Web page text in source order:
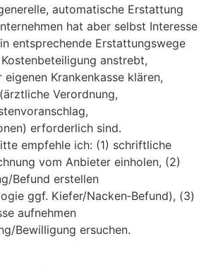
automatische Erstattung
h‬at a‬ber selbst Interesse
entsprechende Erstattungswege
anstrebt,
Krankenkasse klären,
Verordnung,
erforderlich sind.
empfehle ich: (1) schriftliche
v‬om Anbieter einholen, (2)
Befund erstellen
ggf. Kiefer/Nacken‑Befund), (3)
aufnehmen
Bewilligung ersuchen.